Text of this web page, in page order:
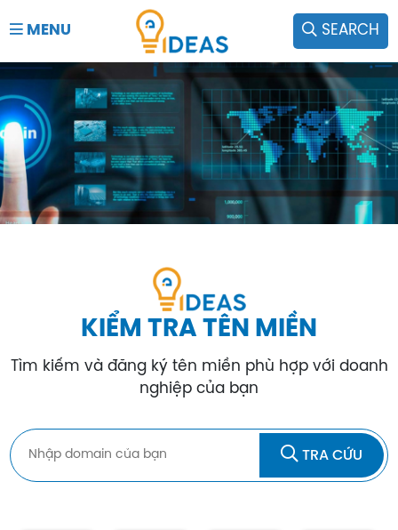
MENU SEARCH
KIỂM TRA TÊN MIỀN
Tìm kiếm và đăng ký tên miền phù hợp với doanh
nghiệp của bạn
TRA CỨU